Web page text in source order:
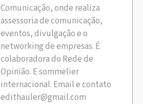
Comunicação, onde realiza
assessoria de comunicação,
eventos, divulgação e o
networking de empresas. É
colaboradora do Rede de
Opinião. E sommelier
internacional. Email e contato
edithauler@gmail.com